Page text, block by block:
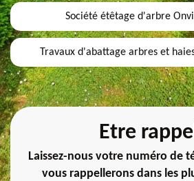
Société étêtage d'arbre
Travaux d'abattage arbres et
Etre
Laissez-nous votre numéro de
vous rappellerons dans les